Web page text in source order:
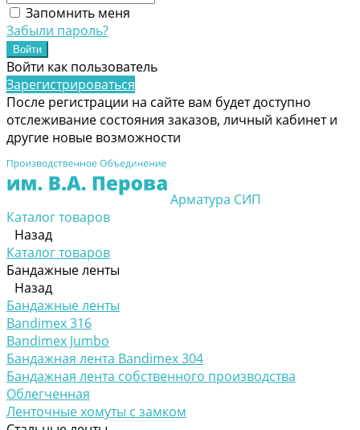
Запомнить меня
Забыли пароль?
Войти как пользователь
Зарегистрироваться
После регистрации на сайте вам будет доступно
отслеживание состояния заказов, личный кабинет и
другие новые возможности
Арматура СИП
Каталог товаров
Назад
Каталог товаров
Бандажные ленты
Назад
Бандажные ленты
Bandimex 316
Bandimex Jumbo
Бандажная лента Bandimex 304
Бандажная лента собственного производства
Облегченная
Ленточные хомуты с замком